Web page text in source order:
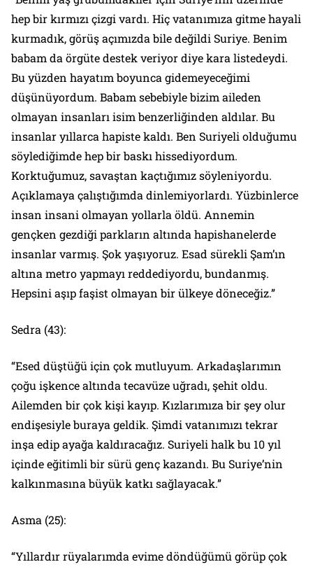
hep bir kırmızı çizgi vardı. Hiç vatanımıza gitme hayali
kurmadık, görüş açımızda bile değildi Suriye. Benim
babam da örgüte destek veriyor diye kara listedeydi.
Bu yüzden hayatım boyunca gidemeyeceğimi
düşünüyordum. Babam sebebiyle bizim aileden
olmayan insanları isim benzerliğinden aldılar. Bu
insanlar yıllarca hapiste kaldı. Ben Suriyeli olduğumu
söylediğimde hep bir baskı hissediyordum.
Korktuğumuz, savaştan kaçtığımız söyleniyordu.
Açıklamaya çalıştığımda dinlemiyorlardı. Yüzbinlerce
insan insani olmayan yollarla öldü. Annemin
gençken gezdiği parkların altında hapishanelerde
insanlar varmış. Şok yaşıyoruz. Esad sürekli Şam’ın
altına metro yapmayı reddediyordu, bundanmış.
Hepsini aşıp faşist olmayan bir ülkeye döneceğiz.”
Sedra (43):
“Esed düştüğü için çok mutluyum. Arkadaşlarımın
çoğu işkence altında tecavüze uğradı, şehit oldu.
Ailemden bir çok kişi kayıp. Kızlarımıza bir şey olur
endişesiyle buraya geldik. Şimdi vatanımızı tekrar
inşa edip ayağa kaldıracağız. Suriyeli halk bu 10 yıl
içinde eğitimli bir sürü genç kazandı. Bu Suriye’nin
kalkınmasına büyük katkı sağlayacak.”
Asma (25):
“Yıllardır rüyalarımda evime döndüğümü görüp çok